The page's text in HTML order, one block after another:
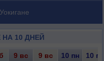
10 ДНЕЙ
9 вс 9 вс 10 пн 10 пн